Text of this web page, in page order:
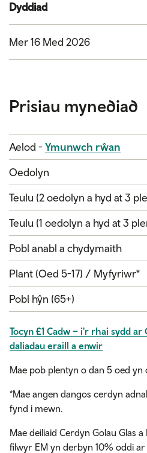
Dyddiad
Mer 16 Med 2026
Prisiau mynediad
CategoriPrice
Aelod - Ymunwch rŵan
Oedolyn
Teulu (2 oedolyn a hyd at 3
Teulu (1 oedolyn a hyd at 3
Pobl anabl a chydymaith
Plant (Oed 5-17) / Myfyriwr*
Pobl hŷn (65+)
Tocyn £1 Cadw – i'r rhai sydd
daliadau eraill a enwir
Mae pob plentyn o dan 5 oed yn
*Mae angen dangos cerdyn
fynd i mewn.
Mae deiliaid Cerdyn Golau Glas
filwyr EM yn derbyn 10% oddi